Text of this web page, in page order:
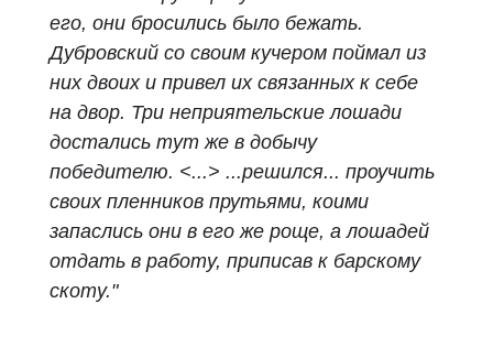
его, они бросились было бежать.
Дубровский со своим кучером поймал из
них двоих и привел их связанных к себе
на двор. Три неприятельские лошади
достались тут же в добычу
победителю. <...> ...решился... проучить
своих пленников прутьями, коими
запаслись они в его же роще, а лошадей
отдать в работу, приписав к барскому
скоту."